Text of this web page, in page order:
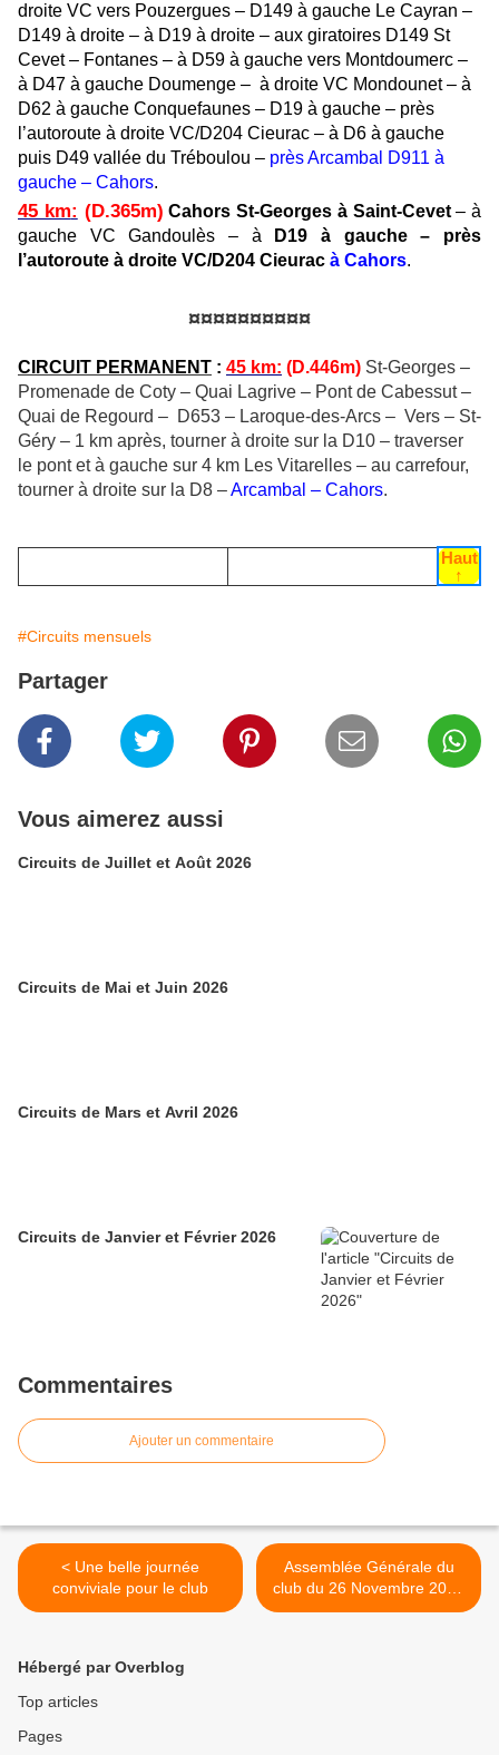
droite VC vers Pouzergues – D149 à gauche Le Cayran –
D149 à droite – à D19 à droite – aux giratoires D149 St
Cevet – Fontanes – à D59 à gauche vers Montdoumerc –
à D47 à gauche Doumenge – à droite VC Mondounet – à
D62 à gauche Conquefaunes – D19 à gauche – près
l’autoroute à droite VC/D204 Cieurac – à D6 à gauche
puis D49 vallée du Tréboulou – près Arcambal D911 à
gauche – Cahors.
45 km: (D.365m) Cahors St-Georges à Saint-Cevet– à
gauche VC Gandoulès – à
D19 à gauche – près
l’autoroute à droite VC/D204 Cieurac à Cahors.
¤¤¤¤¤¤¤¤¤¤
CIRCUIT PERMANENT : 45 km: (D.446m) St-Georges –
Promenade de Coty – Quai Lagrive – Pont de Cabessut –
Quai de Regourd – D653 – Laroque-des-Arcs – Vers – St-
Géry – 1 km après, tourner à droite sur la D10 – traverser
le pont et à gauche sur 4 km Les Vitarelles – au carrefour,
tourner à droite sur la D8 –Arcambal – Cahors.
Haut
↑
#Circuits mensuels
Partager
Vous aimerez aussi
Circuits de Juillet et Août 2026
Circuits de Mai et Juin 2026
Circuits de Mars et Avril 2026
Circuits de Janvier et Février 2026
Commentaires
Ajouter un commentaire
< Une belle journée
conviviale pour le club
Assemblée Générale du
club du 26 Novembre 2023
>
Hébergé par Overblog
Top articles
Pages